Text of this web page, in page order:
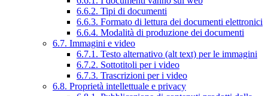
6.6.2. Tipi di documenti
6.6.3. Formato di lettura dei documenti elettronici
6.6.4. Modalità di produzione dei documenti
6.7. Immagini e video
6.7.1. Testo alternativo (alt text) per le immagini
6.7.2. Sottotitoli per i video
6.7.3. Trascrizioni per i video
6.8. Proprietà intellettuale e privacy